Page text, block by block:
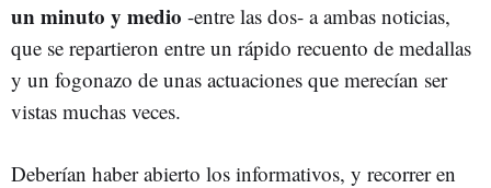
un minuto y medio -entre las dos- a ambas noticias,
que se repartieron entre un rápido recuento de medallas
y un fogonazo de unas actuaciones que merecían ser
vistas muchas veces.
Deberían haber abierto los informativos, y recorrer en